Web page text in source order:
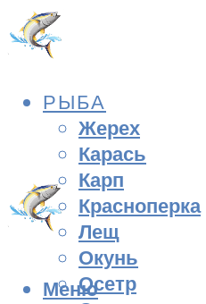
РЫБА
Жерех
Карась
Карп
Красноперка
Лещ
Окунь
Осетр
Меню